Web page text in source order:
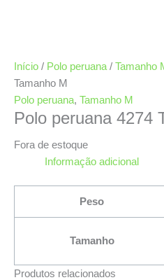
Início / Polo peruana / Tamanho
Tamanho M
Polo peruana, Tamanho M
Polo peruana 4274
Fora de estoque
Informação adicional
Peso
Tamanho
Produtos relacionados